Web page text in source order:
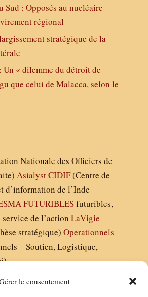
le consentement
Sud : Opposés au nucléaire
régional
stratégique de la
Un « dilemme du détroit de
que celui de Malacca, selon le
Nationale des Officiers de
AsialystCIDIF(Centre de
d’information de l’Inde
FUTURIBLESfuturibles,
de l’action LaVigie
stratégique) Operationnels
– Soutien, Logistique,